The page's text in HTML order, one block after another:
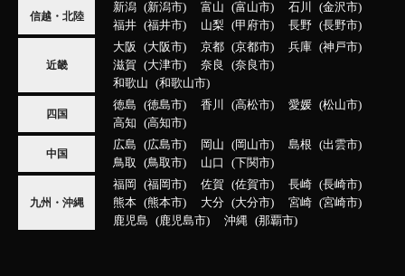
信越・北陸
新潟 新潟市 富山 富山市 石川
金沢市
福井
福井市 山梨 甲府市 長野 長野市
近畿
大阪 大阪市 京都 京都市 兵庫
神戸市
滋賀
大津市 奈良
奈良市
和歌山
和歌山市
四国
徳島 徳島市 香川 高松市 愛媛
松山市
高知
高知市
中国
広島 広島市 岡山 岡山市 島根
出雲市
鳥取
鳥取市 山口 下関市
九州・沖縄
福岡 福岡市 佐賀 佐賀市 長崎
長崎市
熊本
熊本市 大分 大分市 宮崎
宮崎市
鹿児島
鹿児島市 沖縄 那覇市